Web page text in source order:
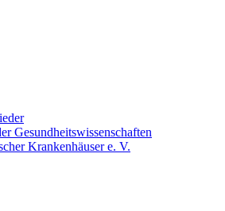
Gesundheitswissenschaften
Krankenhäuser e. V.